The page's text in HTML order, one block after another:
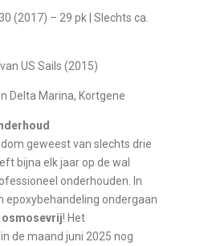
(2017) – 29 pk | Slechts ca.
US Sails (2015)
Delta Marina, Kortgene
geweest van slechts drie
bijna elk jaar op de wal
onderhouden. In
epoxybehandeling ondergaan
osmosevrij! Het
de maand juni 2025 nog